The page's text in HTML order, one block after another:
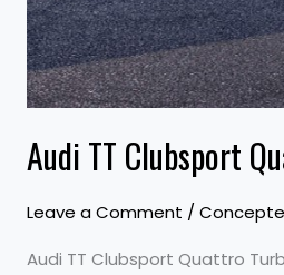
Audi TT Clubsport
Leave a Comment / Concepte
Audi TT Clubsport Quattro